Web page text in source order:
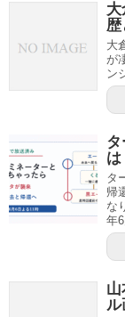
歴
大
が
ン
タ
帰
な
年
ル